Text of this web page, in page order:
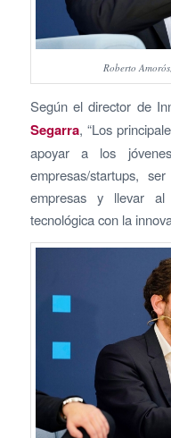
Roberto
Según el director de
Segarra, “Los
apoyar a los
empresas/startups,
empresas y llevar
tecnológica con la